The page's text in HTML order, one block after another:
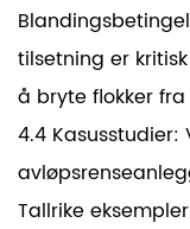
tilsetning er
å bryte flokker
4.4 Kasusstudier:
Tallrike